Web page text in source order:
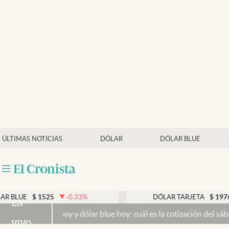
ÚLTIMAS NOTICIAS DÓLAR DÓLAR BLUE
Mercados Online
Otras secciones
$ 1525 -0.33% DÓLAR TARJETA $ 1976 0.00
EN
VIVO
hoy y dólar blue hoy: cuál es la cotización del sábado 8 de